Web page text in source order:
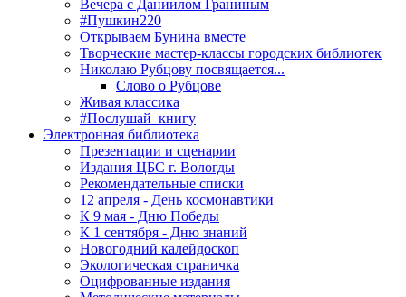
Вечера с Даниилом Граниным
#Пушкин220
Открываем Бунина вместе
Творческие мастер-классы городских библиотек
Николаю Рубцову посвящается...
Слово о Рубцове
Живая классика
#Послушай_книгу
Электронная библиотека
Презентации и сценарии
Издания ЦБС г. Вологды
Рекомендательные списки
12 апреля - День космонавтики
К 9 мая - Дню Победы
К 1 сентября - Дню знаний
Новогодний калейдоскоп
Экологическая страничка
Оцифрованные издания